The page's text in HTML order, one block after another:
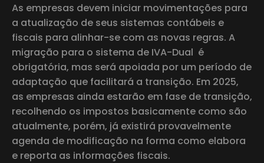
As empresas devem iniciar movimentações para
a atualização de seus sistemas contábeis e
fiscais para alinhar-se com as novas regras. A
migração para o sistema de IVA-Dual é
obrigatória, mas será apoiada por um período de
adaptação que facilitará a transição. Em 2025,
as empresas ainda estarão em fase de transição,
recolhendo os impostos basicamente como são
atualmente, porém, já existirá provavelmente
agenda de modificação na forma como elabora
e reporta as informações fiscais.